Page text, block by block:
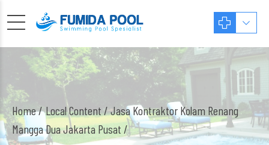
Home Local Content/ Jasa Kontraktor Kolam Renang
Mangga Dua Jakarta Pusat /